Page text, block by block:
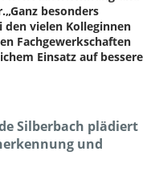
„Ganz besonders
vielen Kolleginnen
Fachgewerkschaften
Einsatz auf bessere
Silberbach plädiert
und